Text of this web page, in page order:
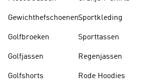
Gewichthefschoenen
Golfbroeken
Golfjassen
Golfshorts
Sportkleding
Sporttassen
Regenjassen
Rode Hoodies